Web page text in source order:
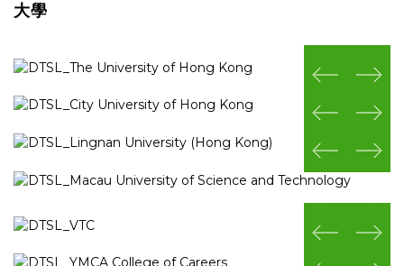
大學
prev
next
prev
next
prev
next
prev
next
prev
next